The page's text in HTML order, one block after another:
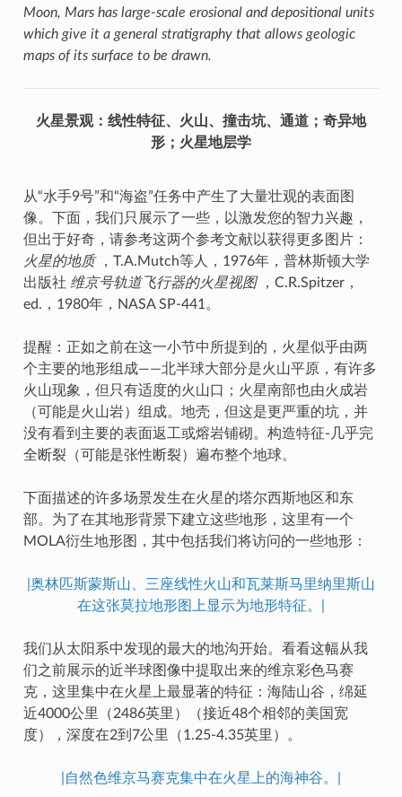
Moon, Mars has large-scale erosional and depositional units
which give it a general stratigraphy that allows geologic
maps of its surface to be drawn.
火星景观：线性特征、火山、撞击坑、通道；奇异地
形；火星地层学
从“水手9号”和“海盗”任务中产生了大量壮观的表面图
像。下面，我们只展示了一些，以激发您的智力兴趣，
但出于好奇，请参考这两个参考文献以获得更多图片：
火星的地质，T.A.Mutch等人，1976年，普林斯顿大学
出版社 维京号轨道飞行器的火星视图，C.R.Spitzer，
ed.，1980年，NASA SP-441。
提醒：正如之前在这一小节中所提到的，火星似乎由两
个主要的地形组成——北半球大部分是火山平原，有许多
火山现象，但只有适度的火山口；火星南部也由火成岩
（可能是火山岩）组成。地壳，但这是更严重的坑，并
没有看到主要的表面返工或熔岩铺砌。构造特征-几乎完
全断裂（可能是张性断裂）遍布整个地球。
下面描述的许多场景发生在火星的塔尔西斯地区和东
部。为了在其地形背景下建立这些地形，这里有一个
MOLA衍生地形图，其中包括我们将访问的一些地形：
|奥林匹斯蒙斯山、三座线性火山和瓦莱斯马里纳里斯山
在这张莫拉地形图上显示为地形特征。|
我们从太阳系中发现的最大的地沟开始。看看这幅从我
们之前展示的近半球图像中提取出来的维京彩色马赛
克，这里集中在火星上最显著的特征：海陆山谷，绵延
近4000公里（2486英里）（接近48个相邻的美国宽
度），深度在2到7公里（1.25-4.35英里）。
|自然色维京马赛克集中在火星上的海神谷。|